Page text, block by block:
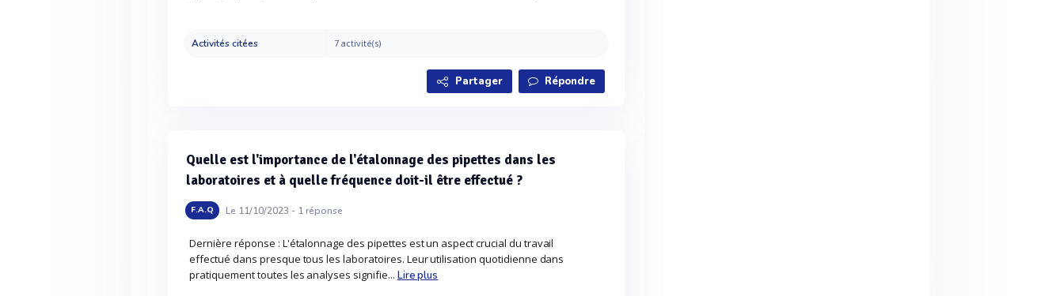
Activités citées 7 activité(s)
Partager Répondre
Quelle est l'importance de l'étalonnage des pipettes dans les
laboratoires et à quelle fréquence doit-il être effectué ?
F.A.Q Le 11/10/2023 - 1réponse
Dernière réponse : L'étalonnage des pipettes est un aspect crucial du travail
effectué dans presque tous les laboratoires. Leur utilisation quotidienne dans
pratiquement toutes les analyses signifie... Lire plus